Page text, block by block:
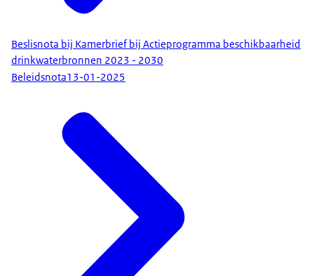
Beslisnota bij Kamerbrief bij Actieprogramma beschikbaarheid
drinkwaterbronnen 2023 - 2030
Beleidsnota13-01-2025